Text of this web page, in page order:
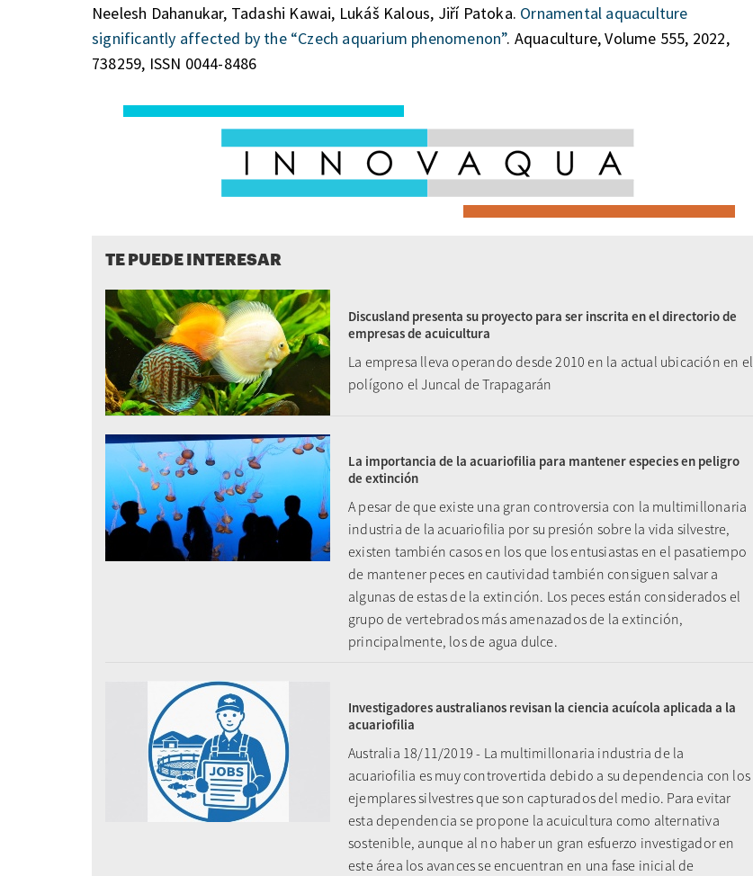
Neelesh Dahanukar, Tadashi Kawai, Lukáš Kalous, Jiří Patoka. Ornamental aquaculture
significantly affected by the “Czech aquarium phenomenon”. Aquaculture, Volume 555, 2022,
738259, ISSN 0044-8486
TE PUEDE INTERESAR
Discusland presenta su proyecto para ser inscrita en el directorio de
empresas de acuicultura
La empresa lleva operando desde 2010 en la actual ubicación en el
polígono el Juncal de Trapagarán
La importancia de la acuariofilia para mantener especies en peligro
de extinción
A pesar de que existe una gran controversia con la multimillonaria
industria de la acuariofilia por su presión sobre la vida silvestre,
existen también casos en los que los entusiastas en el pasatiempo
de mantener peces en cautividad también consiguen salvar a
algunas de estas de la extinción. Los peces están considerados el
grupo de vertebrados más amenazados de la extinción,
principalmente, los de agua dulce.
Investigadores australianos revisan la ciencia acuícola aplicada a la
acuariofilia
Australia 18/11/2019 - La multimillonaria industria de la
acuariofilia es muy controvertida debido a su dependencia con los
ejemplares silvestres que son capturados del medio. Para evitar
esta dependencia se propone la acuicultura como alternativa
sostenible, aunque al no haber un gran esfuerzo investigador en
este área los avances se encuentran en una fase inicial de